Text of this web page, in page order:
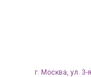
г. Москва, ул.